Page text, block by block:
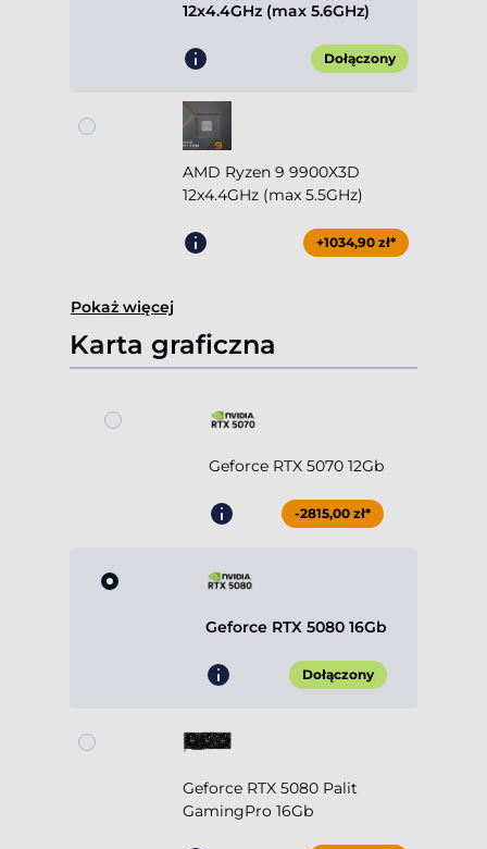
12x4.4GHz (max 5.6GHz)
Dołączony
AMD Ryzen 9 9900X3D
12x4.4GHz (max 5.5GHz)
+1034,90 zł*
Pokaż więcej
Karta graficzna
Geforce RTX 5070 12Gb
-2815,00 zł*
Geforce RTX 5080 16Gb
Dołączony
Geforce RTX 5080 Palit
GamingPro 16Gb